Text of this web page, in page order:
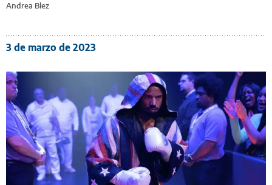
Andrea Blez
3 de marzo de 2023